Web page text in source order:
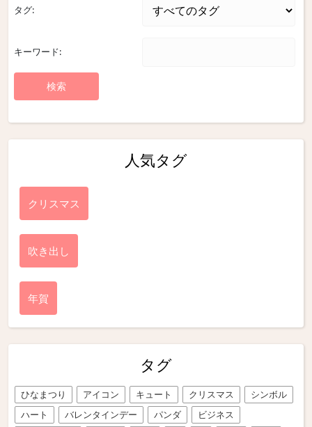
タグ:
キーワード:
人気タグ
クリスマス
吹き出し
年賀
タグ
ひなまつり アイコン キュート クリスマス
シンボル
ハート
バレンタインデー パンダ
ビジネス